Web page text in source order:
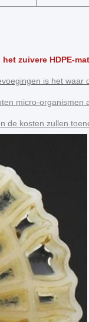
zuivere HDPE-
is het waar
micro-organismen
de kosten zullen